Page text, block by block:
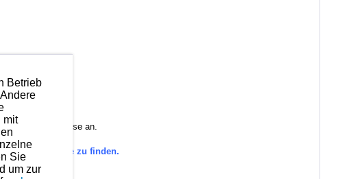
fragen Sie diese an.
Kategorie zu finden.
Betrieb
mit
Sie
um zur